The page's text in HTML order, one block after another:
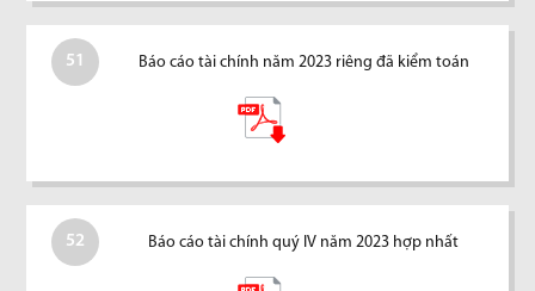
51 Báo cáo tài chính năm 2023 riêng đã kiểm toán
52 Báo cáo tài chính quý IV năm 2023 hợp nhất